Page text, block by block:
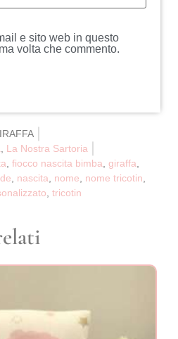
e sito web in questo
volta che commento.
La Nostra Sartoria
fiocco nascita bimba giraffa
nascita nome nome tricotin
tricotin